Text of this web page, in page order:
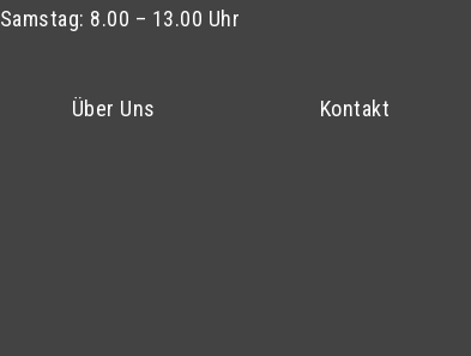
Samstag: 8.00 – 13.00 Uhr
Über Uns Kontakt